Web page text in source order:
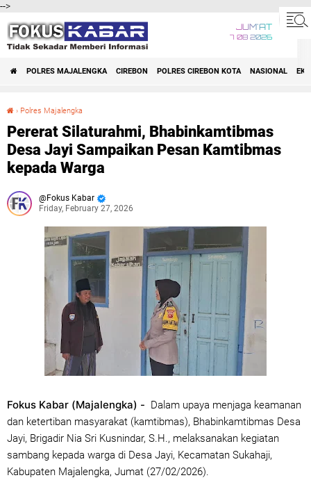
-->
JUM'AT
7 08 2026
POLRES MAJALENGKA CIREBON POLRES CIREBON KOTA NASIONAL
› Polres Majalengka
Pererat Silaturahmi, Bhabinkamtibmas
Desa Jayi Sampaikan Pesan Kamtibmas
kepada Warga
Fokus Kabar
Friday, February 27, 2026
Fokus Kabar (Majalengka) - Dalam upaya menjaga keamanan
dan ketertiban masyarakat (kamtibmas), Bhabinkamtibmas Desa
Jayi, Brigadir Nia Sri Kusnindar, S.H., melaksanakan kegiatan
sambang kepada warga di Desa Jayi, Kecamatan Sukahaji,
Kabupaten Majalengka, Jumat (27/02/2026).